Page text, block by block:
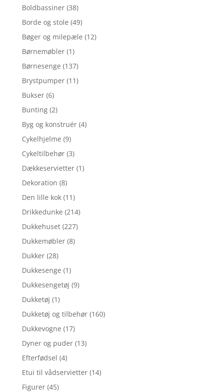
Boldbassiner (38)
Borde og stole (49)
Bøger og milepæle (12)
Børnemøbler (1)
Børnesenge (137)
Brystpumper (11)
Bukser (6)
Bunting (2)
Byg og konstruér (4)
Cykelhjelme (9)
Cykeltilbehør (3)
Dækkeservietter (1)
Dekoration (8)
Den lille kok (11)
Drikkedunke (214)
Dukkehuset (227)
Dukkemøbler (8)
Dukker (28)
Dukkesenge (1)
Dukkesengetøj (9)
Dukketøj (1)
Dukketøj og tilbehør (160)
Dukkevogne (17)
Dyner og puder (13)
Efterfødsel (4)
Etui til vådservietter (14)
Figurer (45)